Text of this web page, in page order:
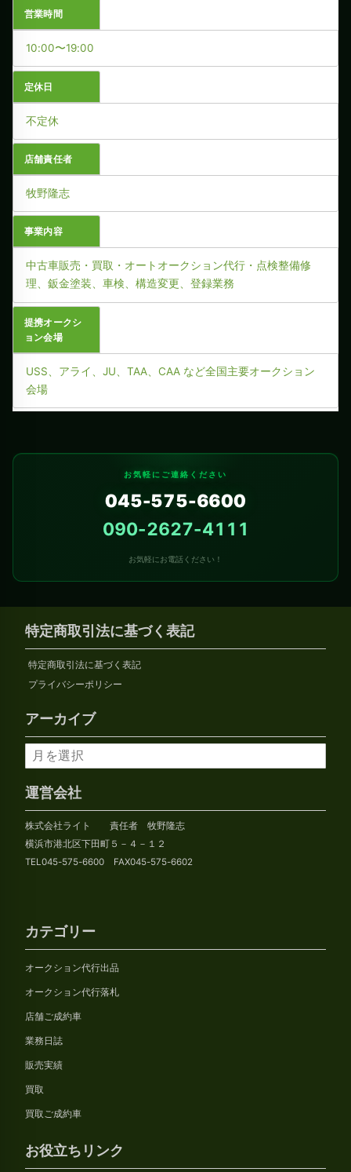
営業時間
10:00〜19:00
定休日
不定休
店舗責任者
牧野隆志
事業内容
中古車販売・買取・オートオークション代行・点検整備修
理、鈑金塗装、車検、構造変更、登録業務
提携オークシ
ョン会場
USS、アライ、JU、TAA、CAA など全国主要オークション
会場
お気軽にご連絡ください
045-575-6600
090-2627-4111
お気軽にお電話ください！
特定商取引法に基づく表記
特定商取引法に基づく表記
プライバシーポリシー
アーカイブ
ア
ー
カ
イ
ブ
運営会社
株式会社ライト 責任者 牧野隆志
横浜市港北区下田町５－４－１２
TEL045-575-6600 FAX045-575-6602
カテゴリー
オークション代行出品
オークション代行落札
店舗ご成約車
業務日誌
販売実績
買取
買取ご成約車
お役立ちリンク